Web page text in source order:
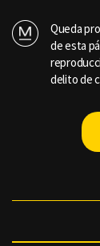
Queda
de esta
delito de